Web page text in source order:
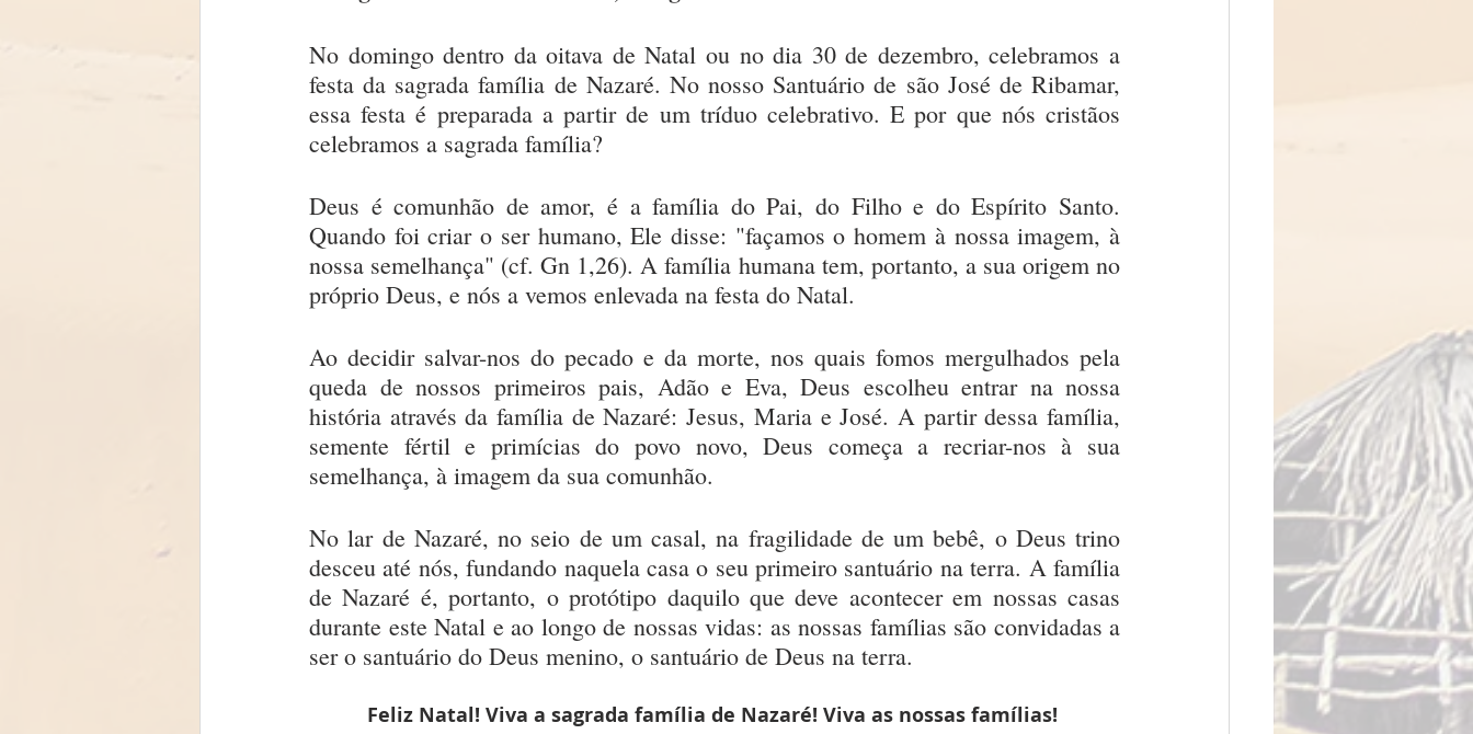
No domingo dentro da oitava de Natal ou no dia 30 de dezembro, celebramos a
festa da sagrada família de Nazaré. No nosso Santuário de são José de Ribamar,
essa festa é preparada a partir de um tríduo celebrativo. E por que nós cristãos
celebramos a sagrada família?
Deus é comunhão de amor, é a família do Pai, do Filho e do Espírito Santo.
Quando foi criar o ser humano, Ele disse: "façamos o homem à nossa imagem, à
nossa semelhança" (cf. Gn 1,26). A família humana tem, portanto, a sua origem no
próprio Deus, e nós a vemos enlevada na festa do Natal.
Ao decidir salvar-nos do pecado e da morte, nos quais fomos mergulhados pela
queda de nossos primeiros pais, Adão e Eva, Deus escolheu entrar na nossa
história através da família de Nazaré: Jesus, Maria e José. A partir dessa família,
semente fértil e primícias do povo novo, Deus começa a recriar-nos à sua
semelhança, à imagem da sua comunhão.
No lar de Nazaré, no seio de um casal, na fragilidade de um bebê, o Deus trino
desceu até nós, fundando naquela casa o seu primeiro santuário na terra. A família
de Nazaré é, portanto, o protótipo daquilo que deve acontecer em nossas casas
durante este Natal e ao longo de nossas vidas: as nossas famílias são convidadas a
ser o santuário do Deus menino, o santuário de Deus na terra.
Feliz Natal! Viva a sagrada família de Nazaré! Viva as nossas famílias!